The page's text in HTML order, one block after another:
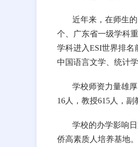
近年来，在师生
个、广东省一级学科
学科进入ESI世界排名
中国语言文学、统计
学校师资力量雄
16人，教授615人，副
学校的办学影响
侨高素质人培养基地